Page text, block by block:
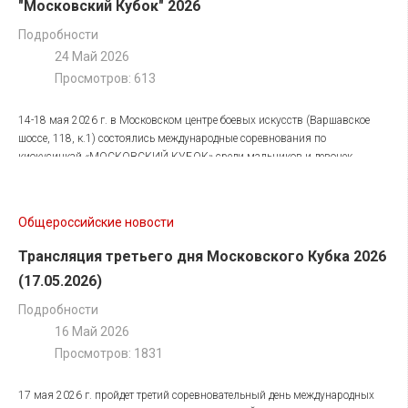
благодарностей от Федерации Киокусинкайкан России.
"Московский Кубок" 2026
Подробности
24 Май 2026
Просмотров: 613
14-18 мая 2026 г. в Московском центре боевых искусств (Варшавское
шоссе, 118, к.1) состоялись международные соревнования по
киокусинкай «МОСКОВСКИЙ КУБОК» среди мальчиков и девочек,
боролись за звание сильнейших в своих категориях. Каждый бой был
сил для новых свершений. Поздравляем всех призёров, победителей и их
наставников с заслуженными наградами!
РЕЗУЛЬТАТЫ МОСКОВСКОГО КУБКА 2026
Общероссийские новости
Трансляция третьего дня Московского Кубка 2026
(17.05.2026)
Подробности
16 Май 2026
Просмотров: 1831
17 мая 2026 г. пройдет третий соревновательный день международных